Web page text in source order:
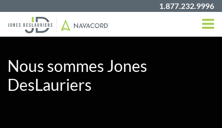
1.877.232.9996
Nous sommes Jones
DesLauriers